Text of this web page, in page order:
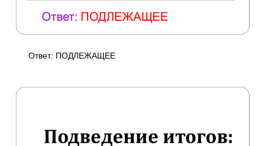
Ответ: ПОДЛЕЖАЩЕЕ